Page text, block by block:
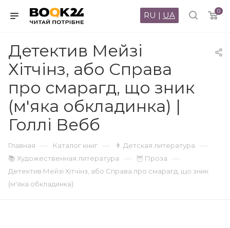
0
RU | UA
Детектив Мейзі
Хітчінз, або Справа
про смарагд, що зник
(м'яка обкладинка) |
Голлі Вебб
Главная — Каталог книг — 👨 Детская литература —
📚 Художественная литература — 🦉 Проза —
Детектив Мейзі Хітчінз, або Справа про смарагд, що зник
(м'яка обкладинка)